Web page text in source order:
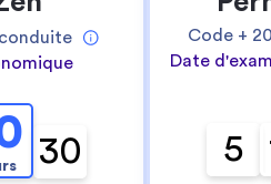
30
Code +
Date
5